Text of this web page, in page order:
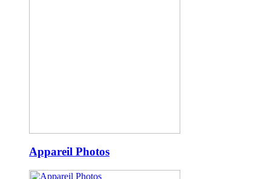
Appareil Photos